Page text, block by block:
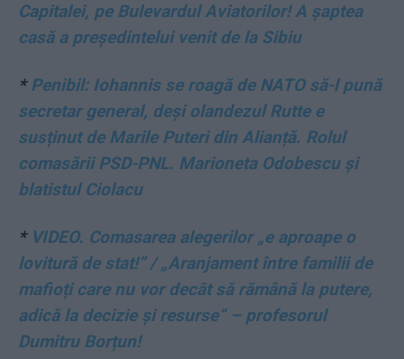
Capitalei, pe Bulevardul Aviatorilor! A șaptea
casă a președintelui venit de la Sibiu
*Penibil: Iohannis se roagă de NATO să-l pună
secretar general, deși olandezul Rutte e
susținut de Marile Puteri din Alianță. Rolul
comasării PSD-PNL. Marioneta Odobescu și
blatistul Ciolacu
* VIDEO. Comasarea alegerilor „e aproape o
lovitură de stat!” / „Aranjament între familii de
mafioți care nu vor decât să rămână la putere,
adică la decizie și resurse“ – profesorul
Dumitru Borțun!